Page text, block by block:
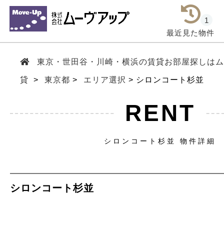
最近見た物件
1
東京・世田谷・川崎・横浜の賃貸お部屋探しは
貸 東京都 エリア選択 シロンコート杉並
RENT
シロンコート杉並 物件詳細
シロンコート杉並